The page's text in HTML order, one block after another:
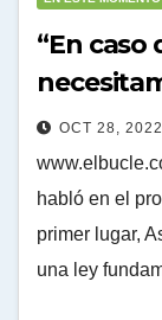
“En caso
OCT 28, 2022
habló en el
primer lugar,
una ley